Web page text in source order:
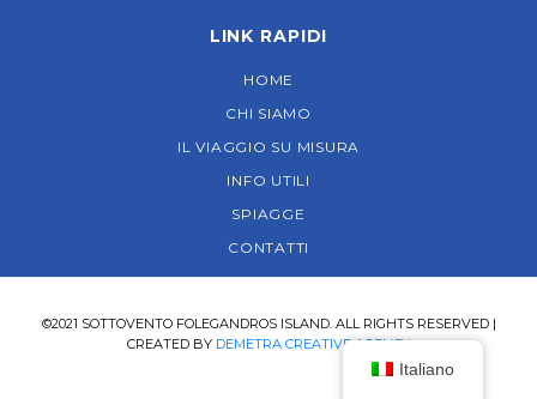
sottovento@folegandrosisland.com
Assistenza clienti NAXOS 335 5427753
SOTTOVENTO Private Company
Italiano